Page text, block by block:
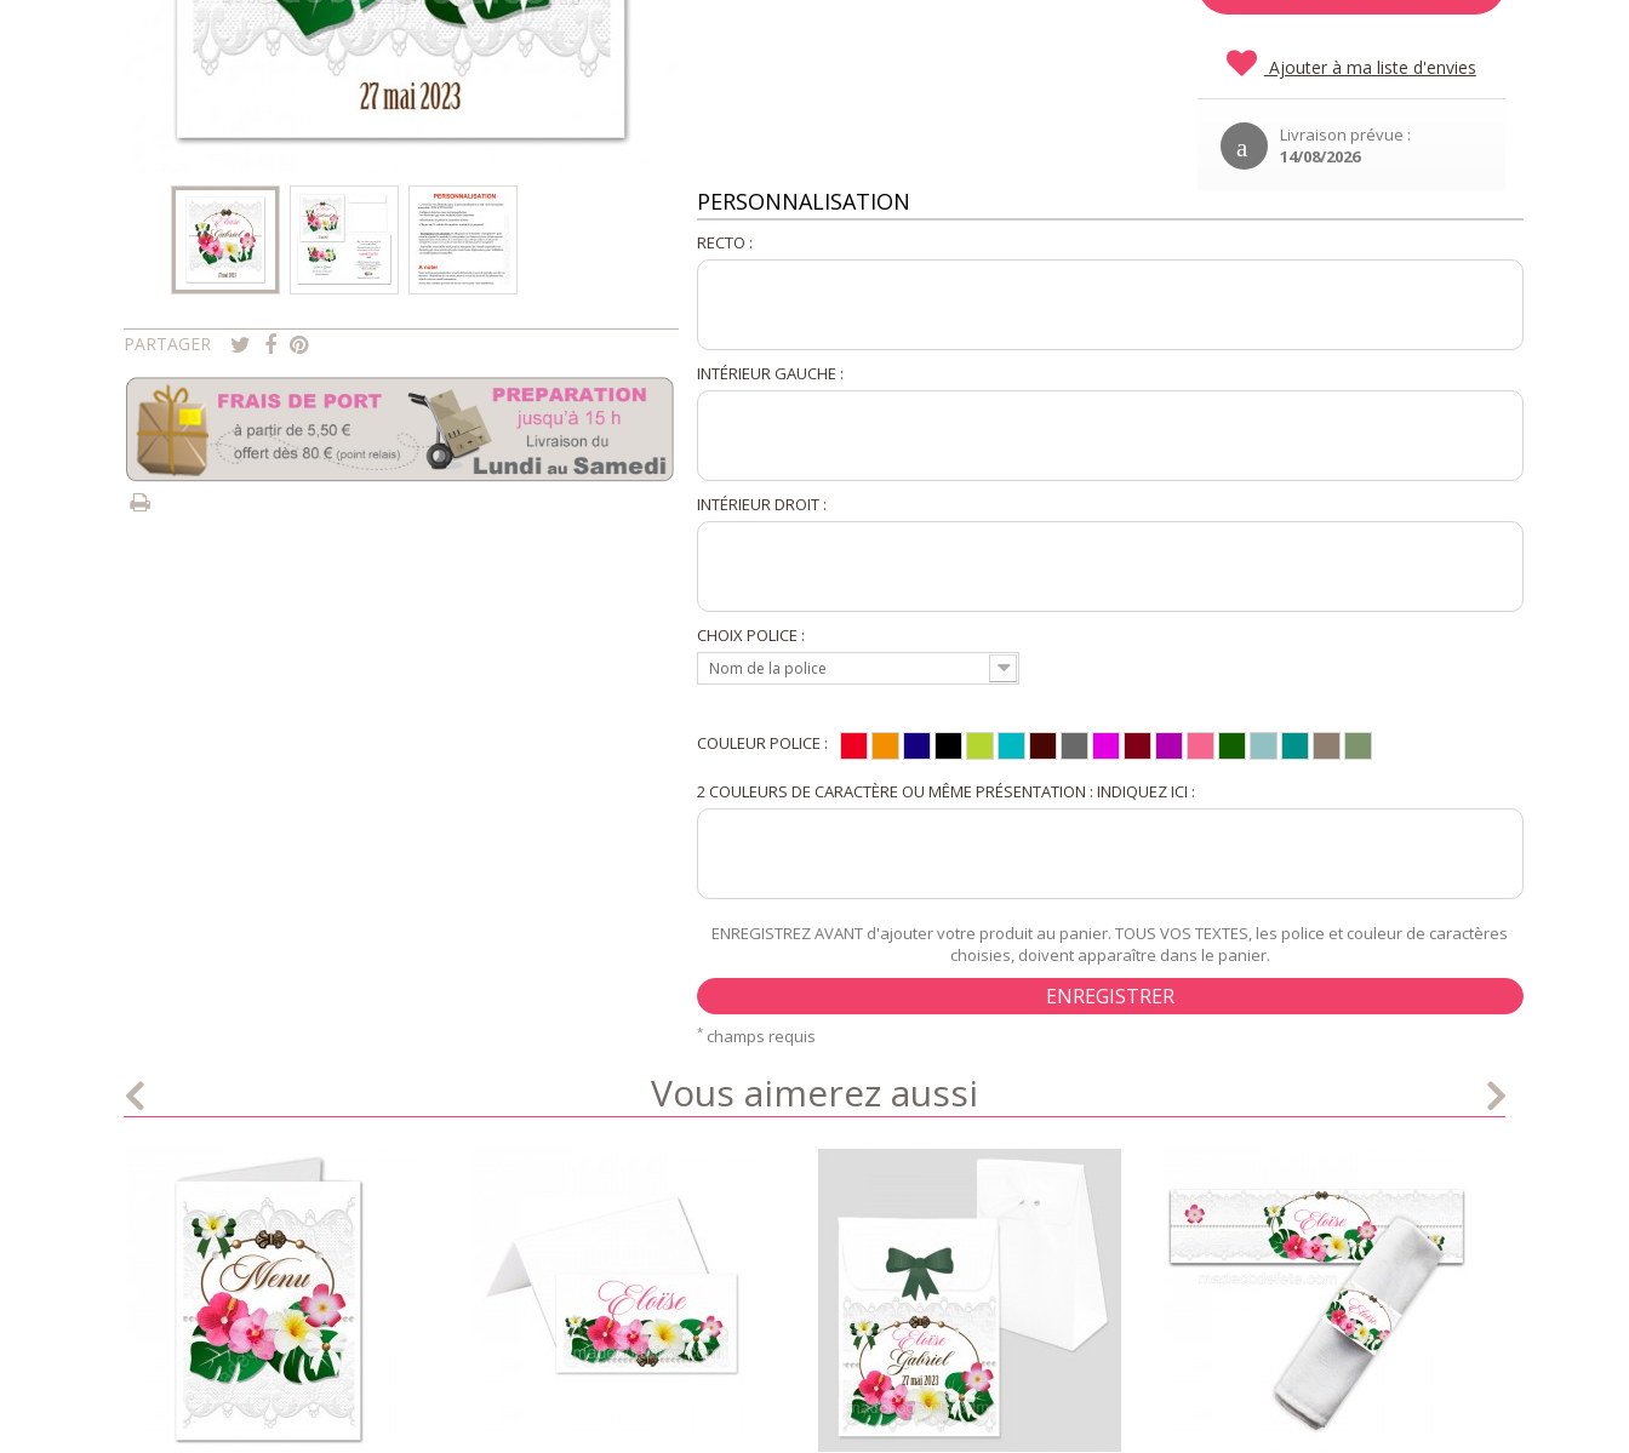
PARTAGER
Ajouter à ma liste d'envies
Livraison prévue :
14/08/2026
PERSONNALISATION
RECTO :
INTÉRIEUR GAUCHE :
INTÉRIEUR DROIT :
CHOIX POLICE :
Nom de la police
COULEUR POLICE :
2 COULEURS DE CARACTÈRE OU MÊME PRÉSENTATION : INDIQUEZ ICI :
ENREGISTREZ AVANT d'ajouter votre produit au panier. TOUS VOS TEXTES, les police et couleur de caractères
choisies, doivent apparaître dans le panier.
ENREGISTRER
*champs requis
Vous aimerez aussi
LISTE
D'ENVIE
APERÇU
RAPIDE
DÉTAILS
LISTE
D'ENVIE
APERÇU
RAPIDE
APERÇU